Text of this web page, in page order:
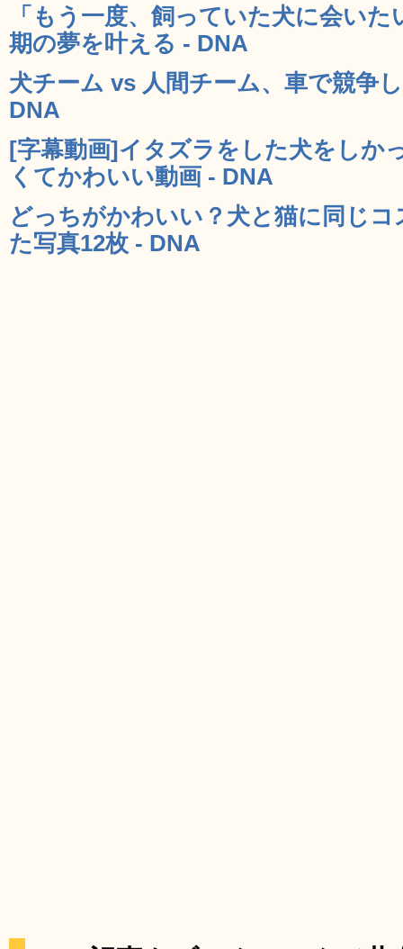
「もう一度、飼っていた犬に会い
期の夢を叶える - DNA
犬チーム vs 人間チーム、車で競争
DNA
[字幕動画]イタズラをした犬をしか
くてかわいい動画 - DNA
どっちがかわいい？犬と猫に同じ
た写真12枚 - DNA